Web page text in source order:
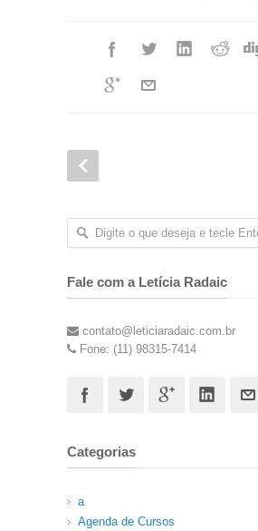
Fale com a Letícia Radaic
contato@leticiaradaic.com.br
Fone: (11) 98315-7414
Categorias
a
Agenda de Cursos